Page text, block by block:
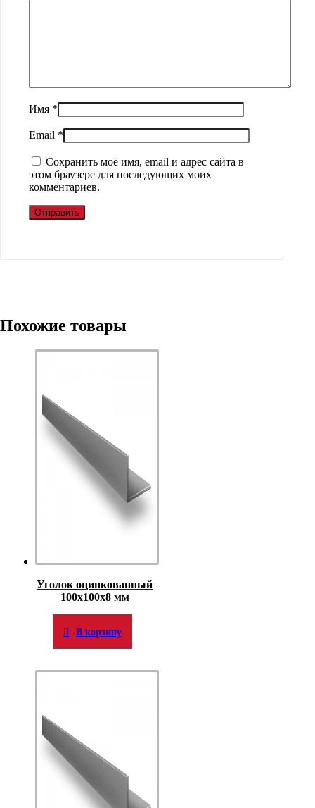
Имя *
Email *
Сохранить моё имя, email и адрес сайта в
этом браузере для последующих моих
комментариев.
Похожие товары
Уголок оцинкованный
100х100х8 мм
В корзину